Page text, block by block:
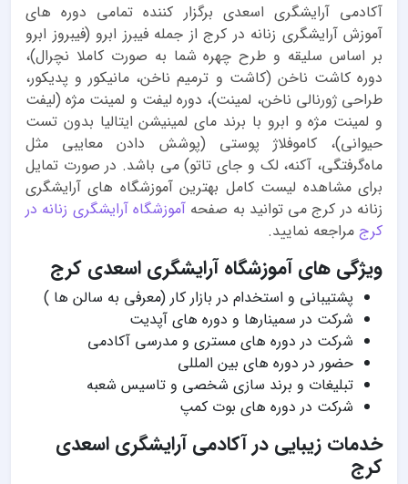
آکادمی آرایشگری اسعدی برگزار کننده تمامی دوره های
آموزش آرایشگری زنانه در کرج از جمله فیبرز ابرو (فیبروز ابرو
بر اساس سلیقه و طرح چهره شما به صورت کاملا نچرال)،
دوره کاشت ناخن (کاشت و ترمیم ناخن، مانیکور و پدیکور،
طراحی ژورنالی ناخن، لمینت)، دوره لیفت و لمینت مژه (لیفت
و لمینت مژه و ابرو با برند مای لمینیشن ایتالیا بدون تست
حیوانی)، کاموفلاژ پوستی (پوشش دادن معایبی مثل
ماه‌گرفتگی، آکنه، لک و جای تاتو) می باشد. در صورت تمایل
برای مشاهده لیست کامل بهترین آموزشگاه های آرایشگری
زنانه در کرج می توانید به صفحهآموزشگاه آرایشگری زنانه در
کرج مراجعه نمایید.
ویژگی های آموزشگاه آرایشگری اسعدی کرج
پشتیبانی و استخدام در بازار کار (معرفی به سالن ها )
شرکت در سمینارها و دوره های آپدیت
شرکت در دوره های مستری و مدرسی آکادمی
حضور در دوره های بین المللی
تبلیغات و برند سازی شخصی و تاسیس شعبه
شرکت در دوره های بوت کمپ
خدمات زیبایی در آکادمی آرایشگری اسعدی
کرج